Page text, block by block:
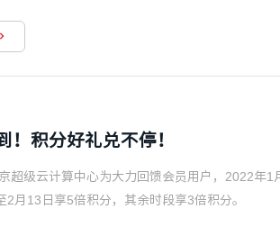
！积分好礼兑不停！
超级云计算中心为大力回馈会员用户，2022年
2月13日享5倍积分，其余时段享3倍积分。